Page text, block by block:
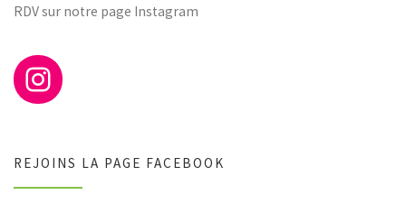
RDV sur notre page Instagram
REJOINS LA PAGE FACEBOOK